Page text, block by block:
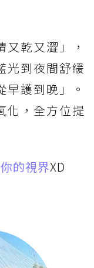
乾又澀」，
光到夜間舒緩
護到晚」。
化，全方位提
的視界XD